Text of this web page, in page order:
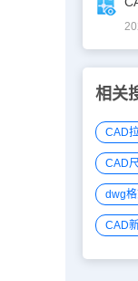
相关
CAD
CAD
dwg
CAD